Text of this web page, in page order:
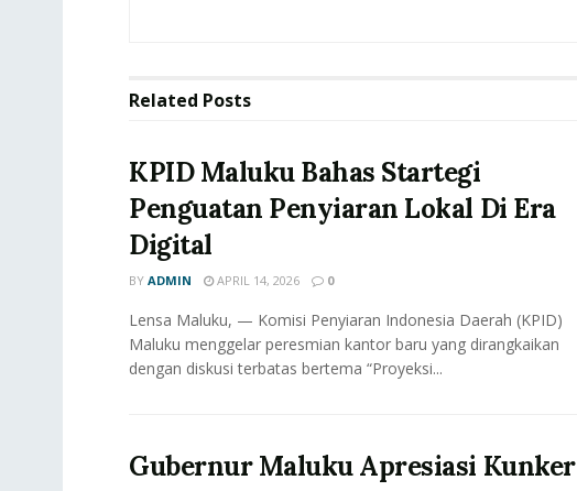
Related Posts
KPID Maluku Bahas Startegi
Penguatan Penyiaran Lokal Di Era
Digital
BY ADMIN APRIL 14, 2026 0
Lensa Maluku, — Komisi Penyiaran Indonesia Daerah (KPID)
Maluku menggelar peresmian kantor baru yang dirangkaikan
dengan diskusi terbatas bertema “Proyeksi...
Gubernur Maluku Apresiasi Kunker